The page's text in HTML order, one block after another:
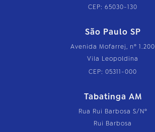
CEP: 65030-130
São Paulo SP
Avenida Mofarrej, nº 1.200
Vila Leopoldina
CEP: 05311-000
Tabatinga AM
Rua Rui Barbosa S/Nº
Rui Barbosa